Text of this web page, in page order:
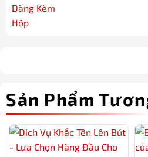
Sản Phẩm